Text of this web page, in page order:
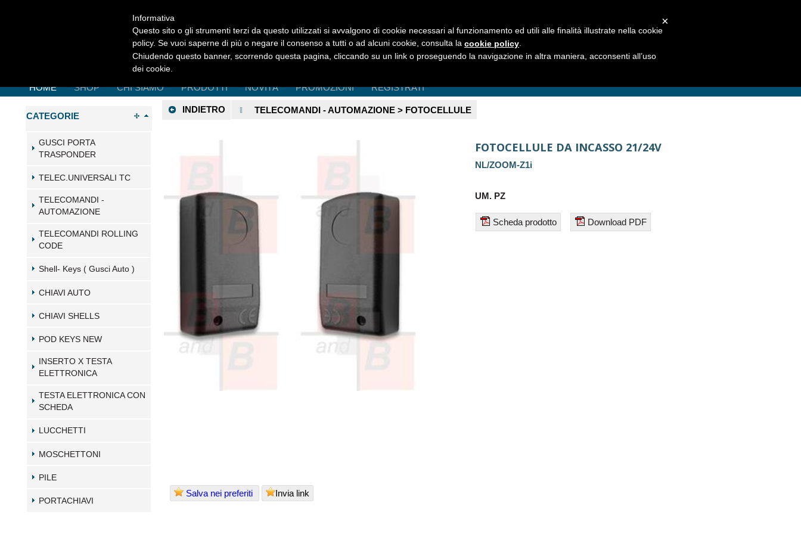
HOME SHOP CHI SIAMO PRODOTTI NOVITÀ PROMOZIONI REGISTRATI
CATEGORIE
GUSCI PORTA
TRASPONDER
TELEC.UNIVERSALI TC
TELECOMANDI -
AUTOMAZIONE
TELECOMANDI ROLLING
CODE
Shell- Keys ( Gusci Auto )
CHIAVI AUTO
CHIAVI SHELLS
POD KEYS NEW
INSERTO X TESTA
ELETTRONICA
TESTA ELETTRONICA CON
SCHEDA
LUCCHETTI
MOSCHETTONI
PILE
PORTACHIAVI
INDIETRO TELECOMANDI - AUTOMAZIONE > FOTOCELLULE
FOTOCELLULE DA INCASSO 21/24V
NL/ZOOM-Z1i
UM. PZ
Scheda prodotto Download PDF
Salva nei preferiti Invia link
×
Informativa
Questo sito o gli strumenti terzi da questo utilizzati si avvalgono di cookie necessari al funzionamento ed utili alle finalità illustrate nella cookie
policy. Se vuoi saperne di più o negare il consenso a tutti o ad alcuni cookie, consulta la cookie policy
Chiudendo questo banner, scorrendo questa pagina, cliccando su un link o proseguendo la navigazione in altra maniera, acconsenti all’uso
dei cookie.